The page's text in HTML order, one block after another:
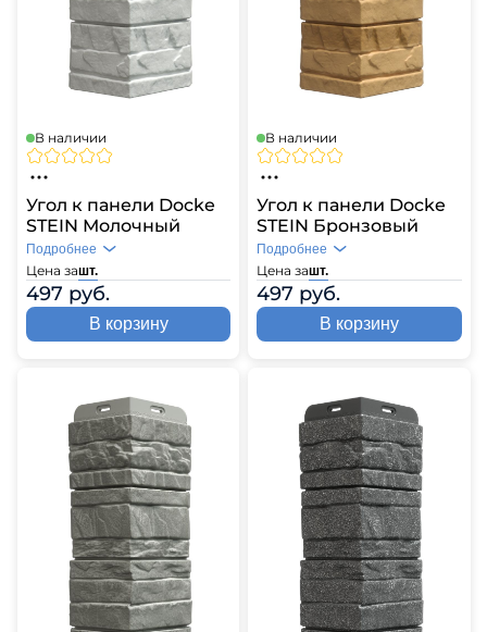
В наличии
Угол к панели Docke
STEIN Молочный
Цена зашт.
497 руб.
Подробнее
В корзину
В наличии
Угол к панели Docke
STEIN Бронзовый
Цена зашт.
497 руб.
Подробнее
В корзину